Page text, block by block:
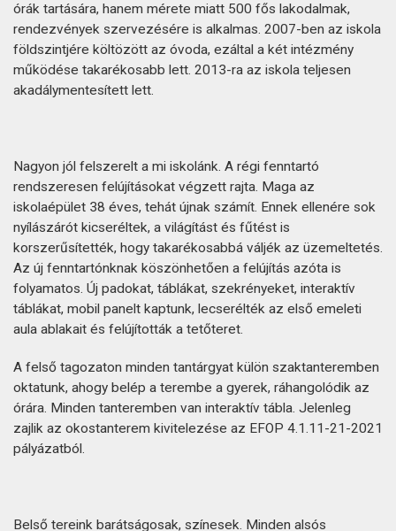
órák tartására, hanem mérete miatt 500 fős lakodalmak,
rendezvények szervezésére is alkalmas. 2007-ben az iskola
földszintjére költözött az óvoda, ezáltal a két intézmény
működése takarékosabb lett. 2013-ra az iskola teljesen
akadálymentesített lett.
Nagyon jól felszerelt a mi iskolánk. A régi fenntartó
rendszeresen felújításokat végzett rajta. Maga az
iskolaépület 38 éves, tehát újnak számít. Ennek ellenére sok
nyílászárót kicseréltek, a világítást és fűtést is
korszerűsítették, hogy takarékosabbá váljék az üzemeltetés.
Az új fenntartónknak köszönhetően a felújítás azóta is
folyamatos. Új padokat, táblákat, szekrényeket, interaktív
táblákat, mobil panelt kaptunk, lecserélték az első emeleti
aula ablakait és felújították a tetőteret.
A felső tagozaton minden tantárgyat külön szaktanteremben
oktatunk, ahogy belép a terembe a gyerek, ráhangolódik az
órára. Minden tanteremben van interaktív tábla. Jelenleg
zajlik az okostanterem kivitelezése az EFOP 4.1.11-21-2021
pályázatból.
Belső tereink barátságosak, színesek. Minden alsós